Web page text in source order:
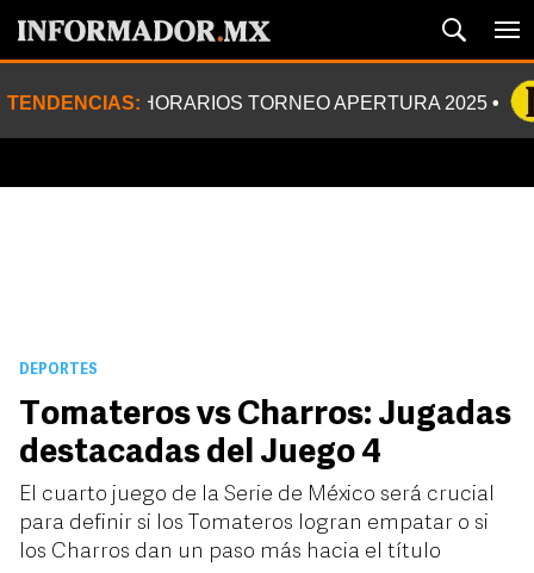
TENDENCIAS: HORARIOS TORNEO APERTURA 2025
DEPORTES
Tomateros vs Charros: Jugadas
destacadas del Juego 4
El cuarto juego de la Serie de México será crucial
para definir si los Tomateros logran empatar o si
los Charros dan un paso más hacia el título